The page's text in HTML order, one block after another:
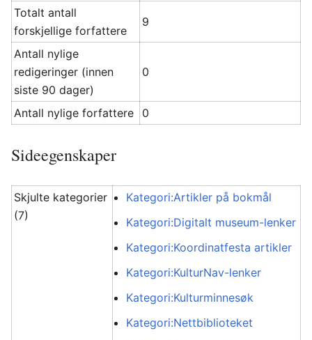
Totalt antall
forskjellige forfattere
9
Antall nylige
redigeringer (innen
siste 90 dager)
0
Antall nylige forfattere 0
Sideegenskaper
Skjulte kategorier
(7)
Kategori:Artikler på bokmål
Kategori:Digitalt museum-lenker
Kategori:Koordinatfesta artikler
Kategori:KulturNav-lenker
Kategori:Kulturminnesøk
Kategori:Nettbiblioteket